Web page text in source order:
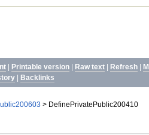
| Printable version | Raw text | Refresh |
| Backlinks
>DefinePrivatePublic200410